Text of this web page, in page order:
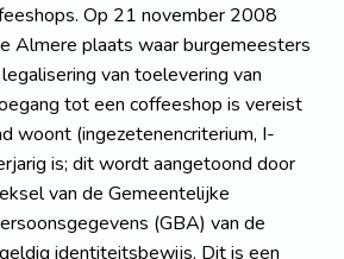
Op 21 november 2008
Almere plaats waar burgemeesters
van toelevering van
tot een coffeeshop is vereist
woont (ingezetenencriterium, I-
is; dit wordt aangetoond door
van de Gemeentelijke
(GBA) van de
identiteitsbewijs. Dit is een